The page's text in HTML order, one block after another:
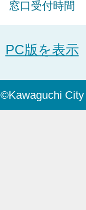
窓口受付時間
PC版を表示
©Kawaguchi City